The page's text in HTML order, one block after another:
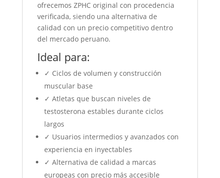
ofrecemos ZPHC original con procedencia
verificada, siendo una alternativa de
calidad con un precio competitivo dentro
del mercado peruano.
Ideal para:
✓ Ciclos de volumen y construcción
muscular base
✓ Atletas que buscan niveles de
testosterona estables durante ciclos
largos
✓ Usuarios intermedios y avanzados con
experiencia en inyectables
✓ Alternativa de calidad a marcas
europeas con precio más accesible